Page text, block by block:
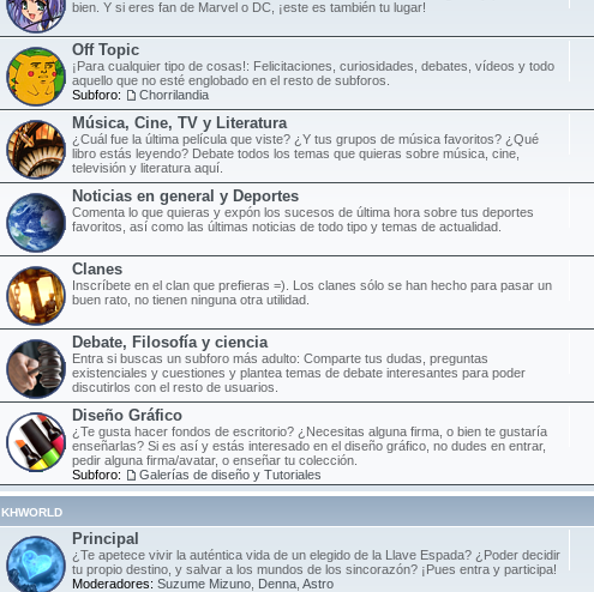
bien. Y si eres fan de Marvel o DC, ¡este es también tu lugar!
Off Topic
¡Para cualquier tipo de cosas!: Felicitaciones, curiosidades, debates, vídeos y todo
aquello que no esté englobado en el resto de subforos.
Subforo:
Chorrilandia
Música, Cine, TV y Literatura
¿Cuál fue la última película que viste? ¿Y tus grupos de música favoritos? ¿Qué
libro estás leyendo? Debate todos los temas que quieras sobre música, cine,
televisión y literatura aquí.
Noticias en general y Deportes
Comenta lo que quieras y expón los sucesos de última hora sobre tus deportes
favoritos, así como las últimas noticias de todo tipo y temas de actualidad.
Clanes
Inscríbete en el clan que prefieras =). Los clanes sólo se han hecho para pasar un
buen rato, no tienen ninguna otra utilidad.
Debate, Filosofía y ciencia
Entra si buscas un subforo más adulto: Comparte tus dudas, preguntas
existenciales y cuestiones y plantea temas de debate interesantes para poder
discutirlos con el resto de usuarios.
Diseño Gráfico
¿Te gusta hacer fondos de escritorio? ¿Necesitas alguna firma, o bien te gustaría
enseñarlas? Si es así y estás interesado en el diseño gráfico, no dudes en entrar,
pedir alguna firma/avatar, o enseñar tu colección.
Subforo:
Galerías de diseño y Tutoriales
Principal
¿Te apetece vivir la auténtica vida de un elegido de la Llave Espada? ¿Poder decidir
tu propio destino, y salvar a los mundos de los sincorazón? ¡Pues entra y participa!
Moderadores: Suzume Mizuno Denna Astro